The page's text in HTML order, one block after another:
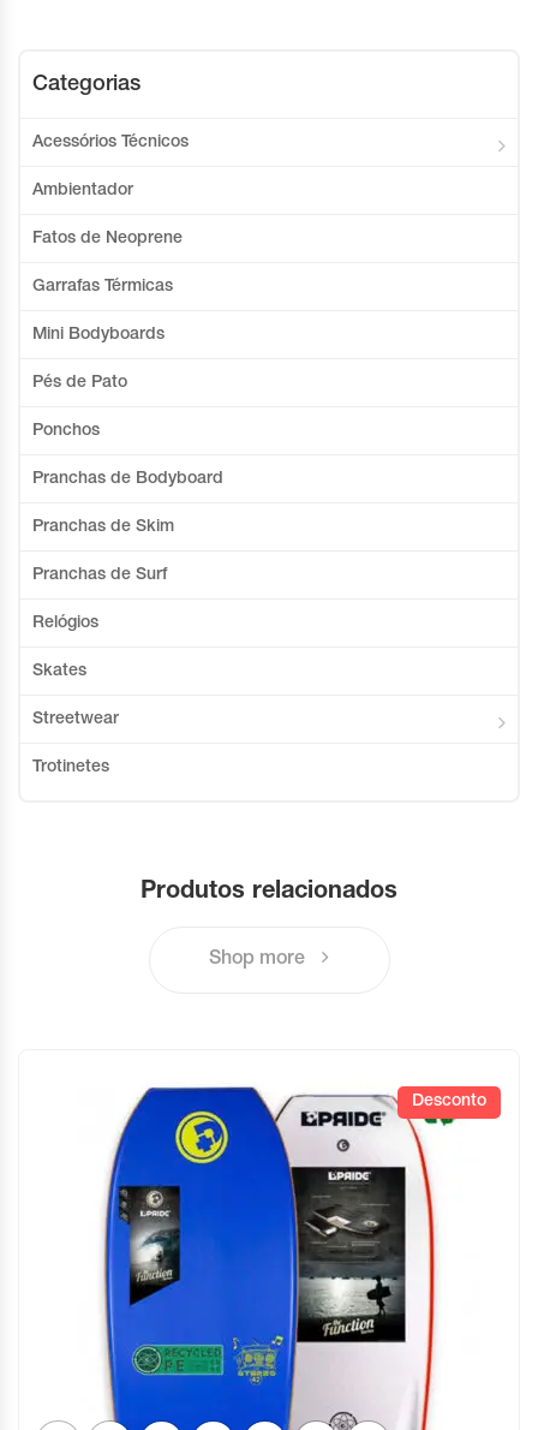
Categorias
Acessórios Técnicos
Ambientador
Fatos de Neoprene
Garrafas Térmicas
Mini Bodyboards
Pés de Pato
Ponchos
Pranchas de Bodyboard
Pranchas de Skim
Pranchas de Surf
Relógios
Skates
Streetwear
Trotinetes
Produtos relacionados
Shop more
Desconto